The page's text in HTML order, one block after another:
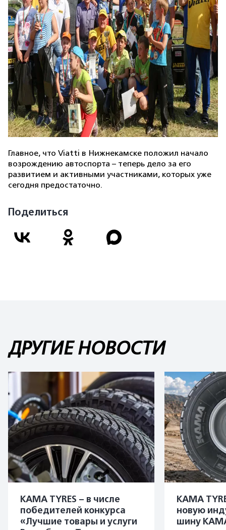
Главное, что Viatti в Нижнекамске положил начало
возрождению автоспорта – теперь дело за его
развитием и активными участниками, которых уже
сегодня предостаточно.
Поделиться
ДРУГИЕ НОВОСТИ
KAMA TYRES – в числе
победителей конкурса
«Лучшие товары и услуги
KAMA
новую
шину